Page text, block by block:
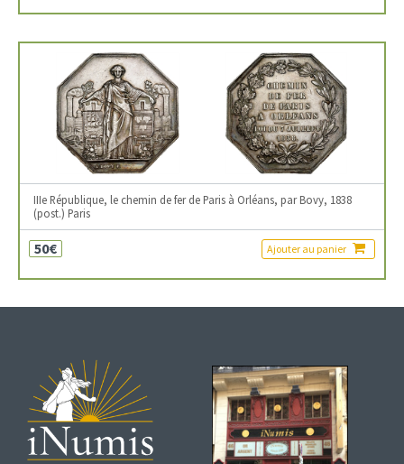
IIIe République, le chemin de fer de Paris à Orléans, par Bovy, 1838
(post.) Paris
50€ Ajouter au panier